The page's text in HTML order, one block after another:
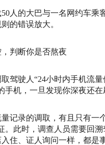
人的大巴与一名网约车
的错误放大。
判断你是否熬夜
驾驶人“24小时内手机流
机，一旦发现你深夜还
记录的调取，有且只有
。此时，调查人员需要回
、证人询问一样，都是